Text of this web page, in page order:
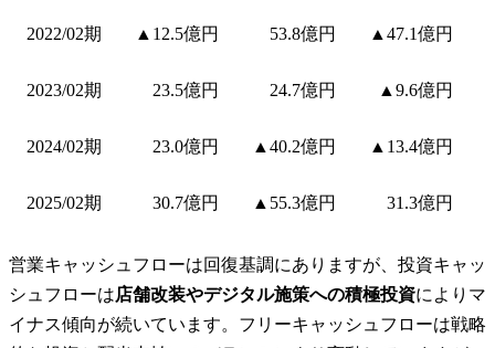
2022/02期 ▲12.5億円 53.8億円 ▲47.1億円
2023/02期 23.5億円 24.7億円 ▲9.6億円
2024/02期 23.0億円 ▲40.2億円 ▲13.4億円
2025/02期 30.7億円 ▲55.3億円 31.3億円
営業キャッシュフローは回復基調にありますが、投資キャッ
シュフローは店舗改装やデジタル施策への積極投資によりマ
イナス傾向が続いています。フリーキャッシュフローは戦略